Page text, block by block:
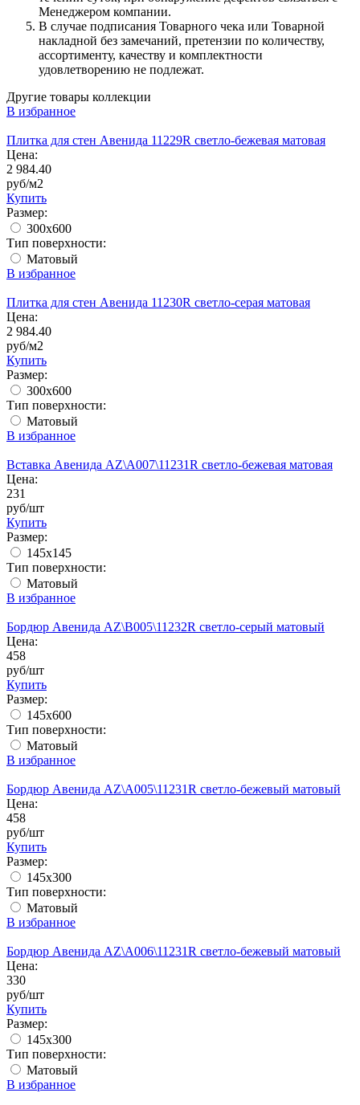
Менеджером компании.
В случае подписания Товарного чека или Товарной
накладной без замечаний, претензии по количеству,
ассортименту, качеству и комплектности
удовлетворению не подлежат.
Другие товары коллекции
В избранное
Плитка для стен Авенида 11229R светло-бежевая матовая
Цена:
2 984.40
руб/м2
Купить
Размер:
300x600
Тип поверхности:
Матовый
В избранное
Плитка для стен Авенида 11230R светло-серая матовая
Цена:
2 984.40
руб/м2
Купить
Размер:
300x600
Тип поверхности:
Матовый
В избранное
Вставка Авенида AZ\A007\11231R светло-бежевая матовая
Цена:
231
руб/шт
Купить
Размер:
145x145
Тип поверхности:
Матовый
В избранное
Бордюр Авенида AZ\B005\11232R светло-серый матовый
Цена:
458
руб/шт
Купить
Размер:
145x600
Тип поверхности:
Матовый
В избранное
Бордюр Авенида AZ\A005\11231R светло-бежевый матовый
Цена:
458
руб/шт
Купить
Размер:
145x300
Тип поверхности:
Матовый
В избранное
Бордюр Авенида AZ\A006\11231R светло-бежевый матовый
Цена:
330
руб/шт
Купить
Размер:
145x300
Тип поверхности:
Матовый
В избранное